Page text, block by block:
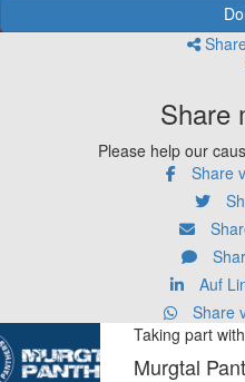
Share
Please help our
Share
Auf
Share
Taking part with
Murgtal